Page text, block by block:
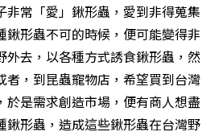
非常「愛」鍬形蟲，愛到非得蒐集
鍬形蟲不可的時候，便可能變得非
外去，以各種方式誘食鍬形蟲，然
者，到昆蟲寵物店，希望買到台灣
於是需求創造市場，便有商人想盡
鍬形蟲，造成這些鍬形蟲在台灣野